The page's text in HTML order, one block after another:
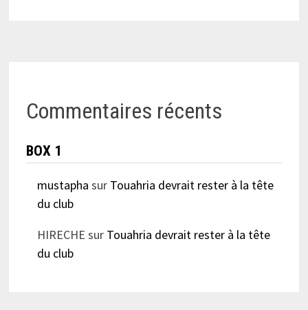
Commentaires récents
BOX 1
mustapha sur Touahria devrait rester à la tête
du club
HIRECHE sur Touahria devrait rester à la tête
du club